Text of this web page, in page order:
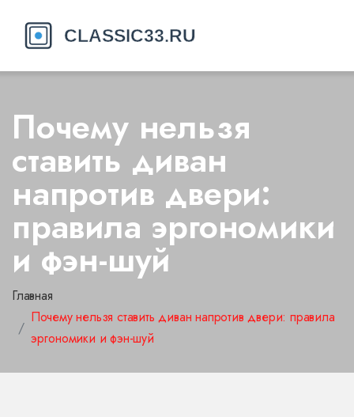
Почему нельзя
ставить диван
напротив двери:
правила эргономики
и фэн-шуй
Главная
Почему нельзя ставить диван напротив двери: правила
эргономики и фэн-шуй